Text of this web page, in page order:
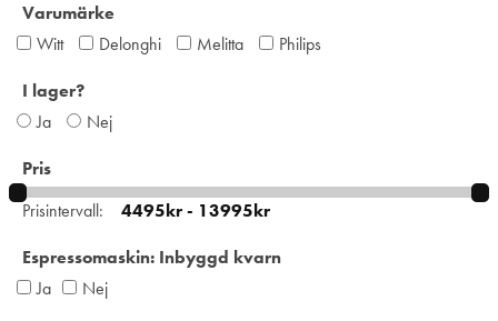
Varumärke
Witt
Delonghi Melitta
Philips
I lager?
Ja
Nej
Pris
Prisintervall:
Espressomaskin: Inbyggd kvarn
Ja
Nej